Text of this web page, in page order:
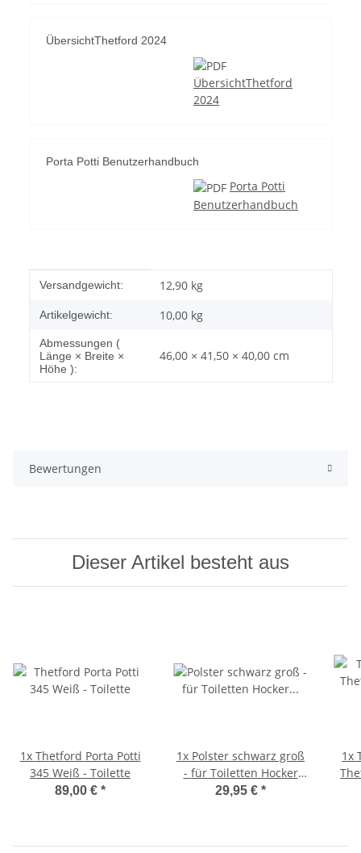
ÜbersichtThetford 2024
ÜbersichtThetford
2024
Porta Potti Benutzerhandbuch
Porta Potti
Benutzerhandbuch
Produkteigenschaft
Wert
Versandgewicht: 12,90 kg
Artikelgewicht: 10,00 kg
Abmessungen (
Länge × Breite ×
Höhe ):
46,00 × 41,50 × 40,00 cm
Bewertungen
Dieser Artikel besteht aus
1x Thetford Porta Potti
345 Weiß - Toilette
89,00 € *
1x Polster schwarz groß
- für Toiletten Hocker
Porta Potti 145/345 und
29,95 € *
1x